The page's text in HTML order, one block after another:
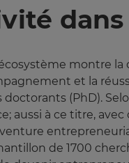
montre
et la
doctorants (PhD).
aussi à ce titre,
de 1700